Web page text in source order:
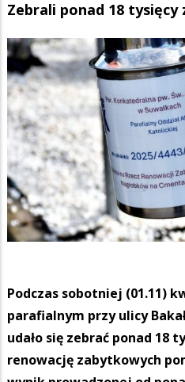
Zebrali ponad 18 tysięcy
Podczas sobotniej (01.11)
parafialnym przy ulicy
udało się zebrać ponad 18
renowację zabytkowych